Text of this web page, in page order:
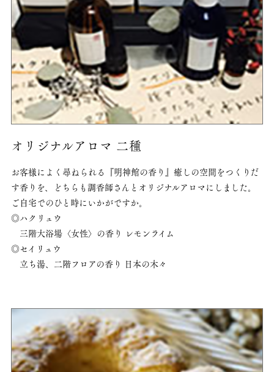
オリジナルアロマ 二種
お客様によく尋ねられる『明神館の香り』 癒しの空間をつくりだ
す香りを、どちらも調香師さんとオリジナルアロマにしました。
ご自宅でのひと時にいかがですか。
◎ハクリュウ
三階大浴場〈女性〉の香り レモンライム
◎セイリュウ
立ち湯、二階フロアの香り 日本の木々